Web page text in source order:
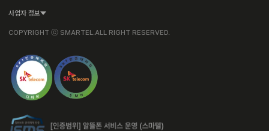
사업자 정보
COPYRIGHT ⓒ SMARTEL.ALL RIGHT RESERVED.